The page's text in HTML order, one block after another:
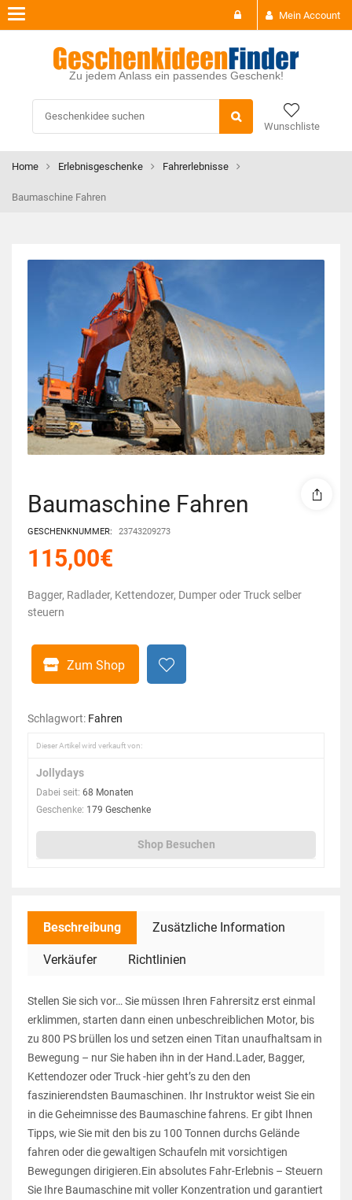
Mein Account
Zu jedem Anlass ein passendes Geschenk!
Wunschliste
Toggle
navigation
Home Erlebnisgeschenke Fahrerlebnisse
Baumaschine Fahren
Baumaschine Fahren
GESCHENKNUMMER: 23743209273
115,00€
Bagger, Radlader, Kettendozer, Dumper oder Truck selber
steuern
Zum Shop
Schlagwort: Fahren
Dieser Artikel wird verkauft von:
Jollydays
Dabei seit: 68 Monaten
Geschenke: 179 Geschenke
Shop Besuchen
Beschreibung Zusätzliche Information
Verkäufer Richtlinien
Stellen Sie sich vor… Sie müssen Ihren Fahrersitz erst einmal
erklimmen, starten dann einen unbeschreiblichen Motor, bis
zu 800 PS brüllen los und setzen einen Titan unaufhaltsam in
Bewegung – nur Sie haben ihn in der Hand.Lader, Bagger,
Kettendozer oder Truck -hier geht’s zu den den
faszinierendsten Baumaschinen. Ihr Instruktor weist Sie ein
in die Geheimnisse des Baumaschine fahrens. Er gibt Ihnen
Tipps, wie Sie mit den bis zu 100 Tonnen durchs Gelände
fahren oder die gewaltigen Schaufeln mit vorsichtigen
Bewegungen dirigieren.Ein absolutes Fahr-Erlebnis – Steuern
Sie Ihre Baumaschine mit voller Konzentration und garantiert